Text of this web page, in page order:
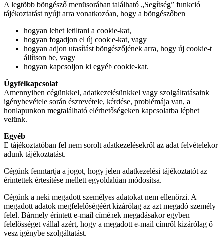
A legtöbb böngésző menüsorában található „Segítség” funkció
tájékoztatást nyújt arra vonatkozóan, hogy a böngészőben
hogyan lehet letiltani a cookie-kat,
hogyan fogadjon el új cookie-kat, vagy
hogyan adjon utasítást böngészőjének arra, hogy új cookie-t
állítson be, vagy
hogyan kapcsoljon ki egyéb cookie-kat.
Ügyfélkapcsolat
Amennyiben cégünkkel, adatkezelésünkkel vagy szolgáltatásaink
igénybevétele során észrevétele, kérdése, problémája van, a
honlapunkon megtalálható elérhetőségeken kapcsolatba léphet
velünk.
Egyéb
E tájékoztatóban fel nem sorolt adatkezelésekről az adat felvételekor
adunk tájékoztatást.
Cégünk fenntartja a jogot, hogy jelen adatkezelési tájékoztatót az
érintettek értesítése mellett egyoldalúan módosítsa.
Cégünk a neki megadott személyes adatokat nem ellenőrzi. A
megadott adatok megfelelőségéért kizárólag az azt megadó személy
felel. Bármely érintett e-mail címének megadásakor egyben
felelősséget vállal azért, hogy a megadott e-mail címről kizárólag ő
vesz igénybe szolgáltatást.